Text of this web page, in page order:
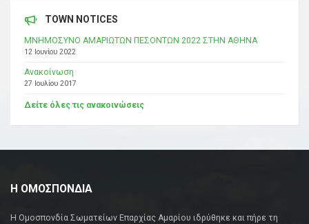
TOWN NOTICES
ΜΝΗΜΟΣΥΝΟ ΑΜΑΡΙΩΤΩΝ ΠΕΣΟΝΤΩΝ 2022 ΣΤΗΝ ΑΘΗΝΑ
12 Ιουνίου 2022
Ανακοίνωση
27 Ιουλίου 2017
Δείτε όλες τις ανακοινώσεις
Η ΟΜΟΣΠΟΝΔΙΑ
Η Ομοσπονδία Σωματείων Επαρχίας Αμαρίου ιδρύθηκε και πήρε τη